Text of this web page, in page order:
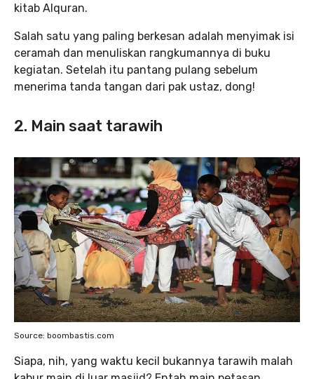
kitab Alquran.
Salah satu yang paling berkesan adalah menyimak isi
ceramah dan menuliskan rangkumannya di buku
kegiatan. Setelah itu pantang pulang sebelum
menerima tanda tangan dari pak ustaz, dong!
2. Main saat tarawih
Source: boombastis.com
Siapa, nih, yang waktu kecil bukannya tarawih malah